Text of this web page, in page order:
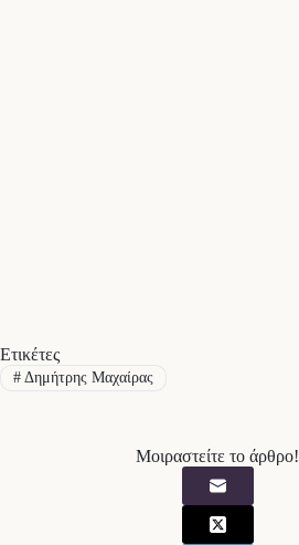
Ετικέτες
#Δημήτρης Μαχαίρας
Μοιραστείτε το άρθρο!